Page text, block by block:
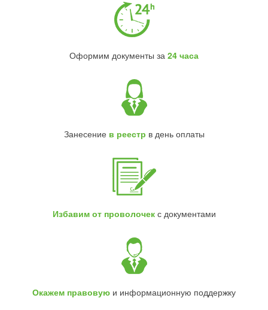
Оформим документы за 24 часа
Занесение в реестр в день оплаты
Избавим от проволочекс документами
Окажем правовую и информационную поддержку